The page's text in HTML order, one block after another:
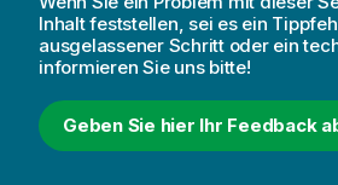
Inhalt feststellen, sei es ein
ausgelassener Schritt oder ein
informieren Sie uns bitte!
Geben Sie hier Ihr Feedback